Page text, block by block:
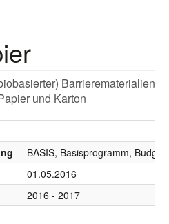
Barrierematerialien
und Karton
BASIS, Basisprogramm,
01.05.2016
2016 - 2017